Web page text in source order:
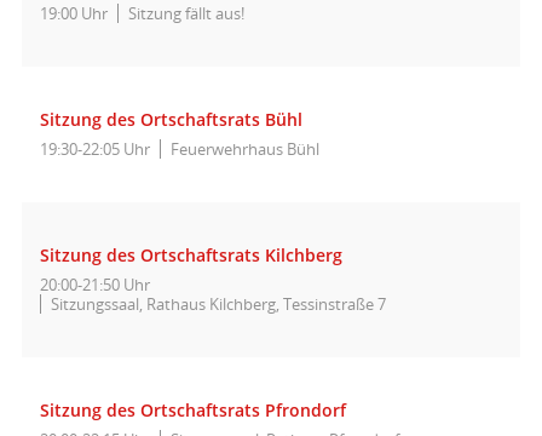
19:00 Uhr Sitzung fällt aus!
Sitzung des Ortschaftsrats Bühl
19:30-22:05 Uhr Feuerwehrhaus Bühl
Sitzung des Ortschaftsrats Kilchberg
20:00-21:50 Uhr
Sitzungssaal, Rathaus Kilchberg, Tessinstraße 7
Sitzung des Ortschaftsrats Pfrondorf